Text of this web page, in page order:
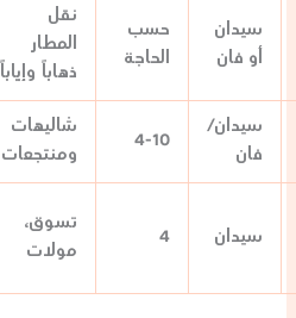
سيدان
أو فان
حسب
الحاجة
نقل
المطار
ذهاباً وإياباً
سيدان/
فان
4-10
شاليهات
ومنتجعات
سيدان 4
تسوق،
مولات